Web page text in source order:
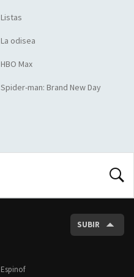
Listas
La odisea
HBO Max
Spider-man: Brand New Day
SUBIR
Espinof